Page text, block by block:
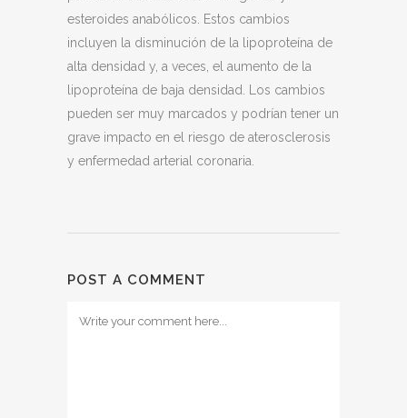
esteroides anabólicos. Estos cambios
incluyen la disminución de la lipoproteína de
alta densidad y, a veces, el aumento de la
lipoproteína de baja densidad. Los cambios
pueden ser muy marcados y podrían tener un
grave impacto en el riesgo de aterosclerosis
y enfermedad arterial coronaria.
POST A COMMENT